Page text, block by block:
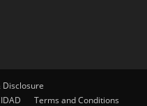
Disclosure
Terms and Conditions